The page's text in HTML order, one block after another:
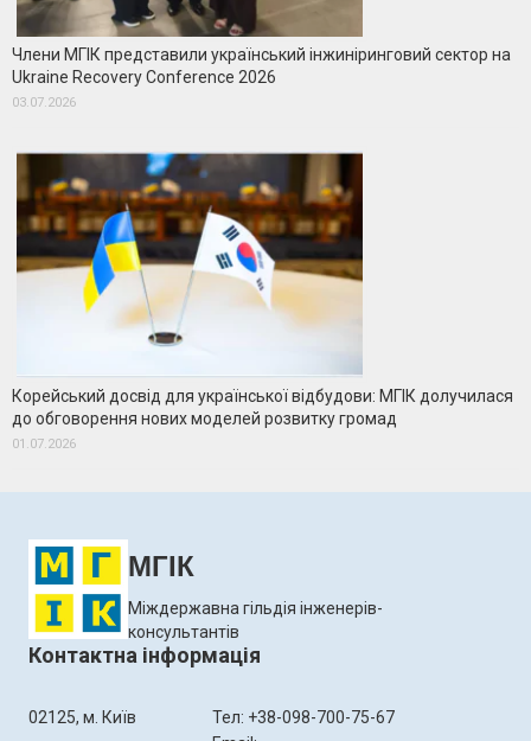
Члени МГІК представили український інжиніринговий сектор на
Ukraine Recovery Conference 2026
03.07.2026
Корейський досвід для української відбудови: МГІК долучилася
до обговорення нових моделей розвитку громад
01.07.2026
МГІК
Міждержавна гільдія інженерів-
консультантів
Контактна інформація
02125, м. Київ
Тел: +38-098-700-75-67